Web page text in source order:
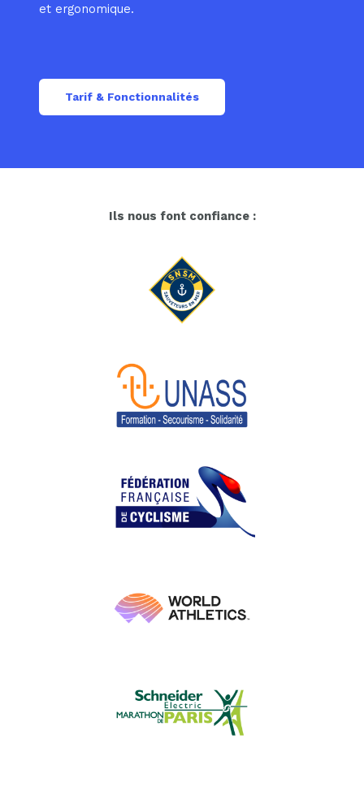
et ergonomique.
Tarif & Fonctionnalités
Ils nous font confiance :